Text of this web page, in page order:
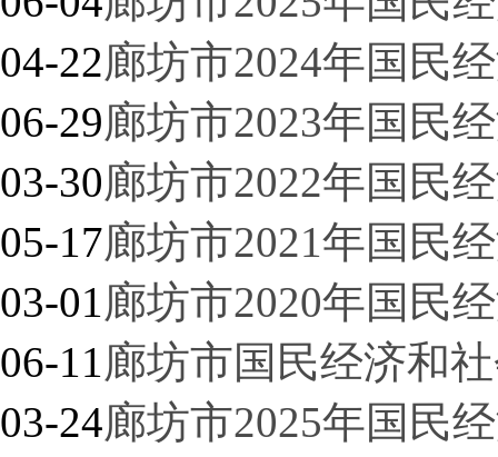
04-22廊坊市2024年国民
06-29廊坊市2023年国民
03-30廊坊市2022年国民
05-17廊坊市2021年国民
03-01廊坊市2020年国民
06-11廊坊市国民经济和
03-24廊坊市2025年国民